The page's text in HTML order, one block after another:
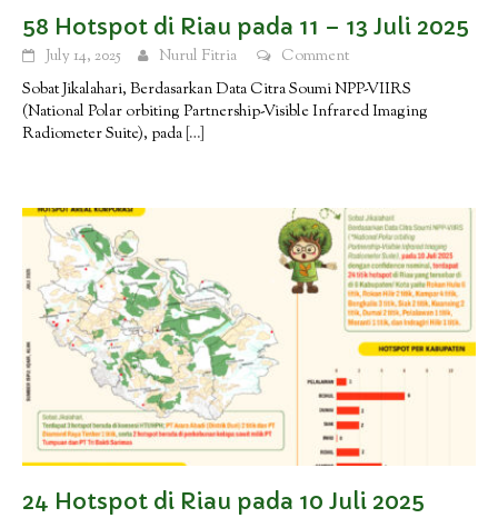
58 Hotspot di Riau pada 11 – 13 Juli 2025
July 14, 2025 Nurul Fitria
Comment
Sobat Jikalahari, Berdasarkan Data Citra Soumi NPP-VIIRS
(National Polar orbiting Partnership-Visible Infrared Imaging
Radiometer Suite), pada […]
24 Hotspot di Riau pada 10 Juli 2025